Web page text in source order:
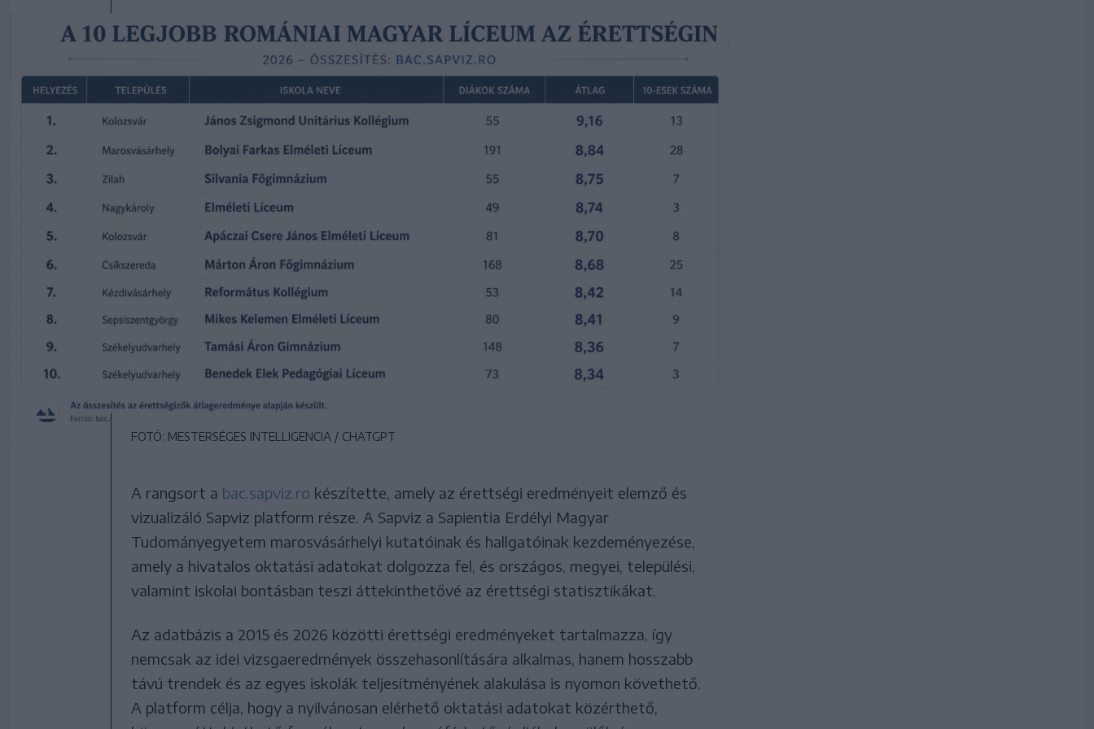
FOTÓ: MESTERSÉGES INTELLIGENCIA / CHATGPT
A rangsort a bac.sapviz.ro készítette, amely az érettségi eredményeit elemző és
vizualizáló Sapviz platform része. A Sapviz a Sapientia Erdélyi Magyar
Tudományegyetem marosvásárhelyi kutatóinak és hallgatóinak kezdeményezése,
amely a hivatalos oktatási adatokat dolgozza fel, és országos, megyei, települési,
valamint iskolai bontásban teszi áttekinthetővé az érettségi statisztikákat.
Az adatbázis a 2015 és 2026 közötti érettségi eredményeket tartalmazza, így
nemcsak az idei vizsgaeredmények összehasonlítására alkalmas, hanem hosszabb
távú trendek és az egyes iskolák teljesítményének alakulása is nyomon követhető.
A platform célja, hogy a nyilvánosan elérhető oktatási adatokat közérthető,